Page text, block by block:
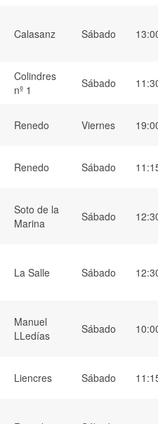
Calasanz Sábado
Colindres
nº 1
Sábado
Renedo Viernes
Renedo Sábado
Soto de la
Marina
Sábado
La Salle Sábado
Manuel
LLedías
Sábado
Liencres Sábado